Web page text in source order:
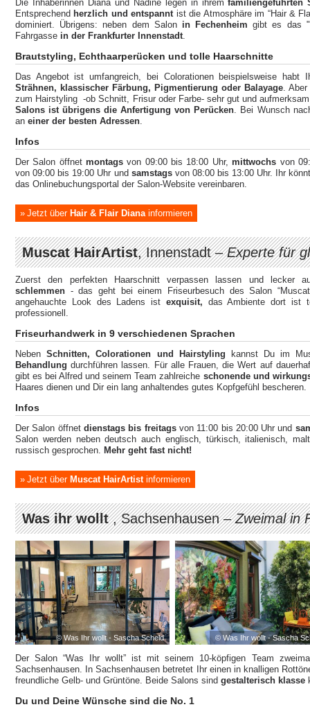
Die Inhaberinnen Diana und Nadine legen in ihrem familiengeführten
Entsprechend herzlich und entspannt ist die Atmosphäre im “Hair &
dominiert. Übrigens: neben dem Salon in Fechenheim gibt es das
Fahrgasse in der Frankfurter Innenstadt
Brautstyling, Echthaarperücken und tolle Haarschnitte
Das Angebot ist umfangreich, bei Colorationen beispielsweise habt
Strähnen, klassischer Färbung, Pigmentierung oder Balayage. Aber
zum Hairstyling -ob Schnitt, Frisur oder Farbe- sehr gut und
Salons ist übrigens die Anfertigung von Perücken . Bei Wunsch
an einer der besten Adressen
Infos
Der Salon öffnetmontags von 09:00 bis 18:00 Uhr,mittwochs von
von 09:00 bis 19:00 Uhr und samstagsvon 08:00 bis 13:00 Uhr. Ihr
das Onlinebuchungsportal der Salon-Website vereinbaren.
Jetzt über Hair & Flair Diana informieren
Muscat HairArtist, Innenstadt –Experte für
Zuerst den perfekten Haarschnitt verpassen lassen und lecker
schlemmen - das geht bei einem Friseurbesuch des Salon
angehauchte Look des Ladens ist exquisit, das Ambiente dort ist
professionell.
Friseurhandwerk in 9 verschiedenen Sprachen
NebenSchnitten, Colorationen und Hairstyling kannst Du im
Behandlung durchführen lassen. Für alle Frauen, die Wert auf
gibt es bei Alfred und seinem Team zahlreiche schonende und
Haares dienen und Dir ein lang anhaltendes gutes Kopfgefühl bescheren.
Infos
Der Salon öffnet dienstags bis freitagsvon 11:00 bis 20:00 Uhr und
Salon werden neben deutsch auch englisch, türkisch, italienisch,
russisch gesprochen. Mehr geht fast nicht!
Jetzt über Muscat HairArtistinformieren
Was ihr wollt, Sachsenhausen –Zweimal in
© Was Ihr wollt - Sascha Scheld © Was Ihr wollt - Sascha
Der Salon “Was Ihr wollt” ist mit seinem 10-köpfigen Team
Sachsenhausen. In Sachsenhausen betretet Ihr einen in knalligen
freundliche Gelb- und Grüntöne. Beide Salons sind gestalterisch klasse
Du und Deine Wünsche sind die No. 1